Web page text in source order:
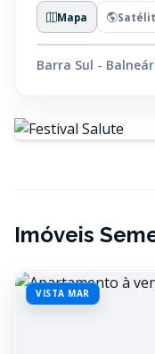
Mapa
Barra Sul -
Imóveis
VISTA MAR